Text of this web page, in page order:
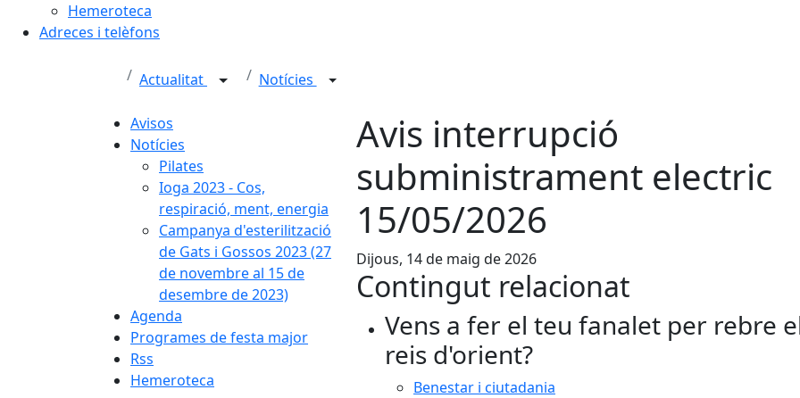
Hemeroteca
Adreces i telèfons
Actualitat Notícies
Avisos
Notícies
Pilates
Ioga 2023 - Cos,
respiració, ment, energia
Campanya d'esterilització
de Gats i Gossos 2023 (27
de novembre al 15 de
desembre de 2023)
Agenda
Programes de festa major
Rss
Hemeroteca
Avis interrupció
subministrament electric
15/05/2026
Dijous, 14 de maig de 2026
Contingut relacionat
Vens a fer el teu fanalet per rebre
reis d'orient?
Benestar i ciutadania